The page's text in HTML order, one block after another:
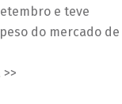
e teve
do mercado de